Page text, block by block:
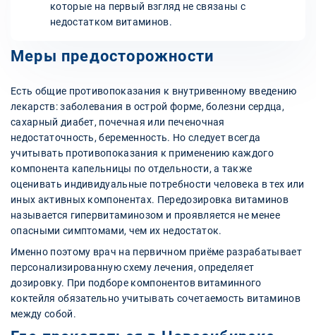
которые на первый взгляд не связаны с
недостатком витаминов.
Меры предосторожности
Есть общие противопоказания к внутривенному введению
лекарств: заболевания в острой форме, болезни сердца,
сахарный диабет, почечная или печеночная
недостаточность, беременность. Но следует всегда
учитывать противопоказания к применению каждого
компонента капельницы по отдельности, а также
оценивать индивидуальные потребности человека в тех или
иных активных компонентах. Передозировка витаминов
называется гипервитаминозом и проявляется не менее
опасными симптомами, чем их недостаток.
Именно поэтому врач на первичном приёме разрабатывает
персонализированную схему лечения, определяет
дозировку. При подборе компонентов витаминного
коктейля обязательно учитывать сочетаемость витаминов
между собой.